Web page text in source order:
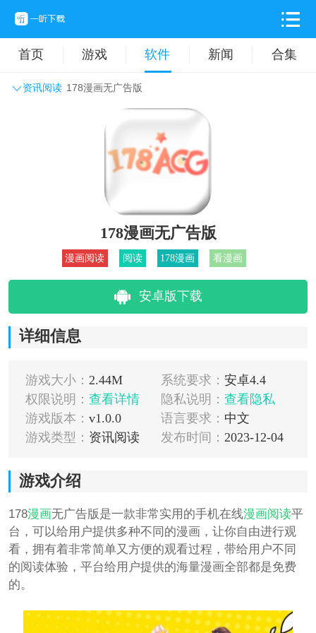
首页 游戏 软件 新闻 合集
资讯阅读 178漫画无广告版
旅游出行
拍摄美化 时尚购物
178漫画无广告版
漫画阅读 阅读 178漫画 看漫画
安卓版下载
详细信息
游戏大小： 2.44M 系统要求： 安卓4.4
权限说明： 查看详情 隐私说明： 查看隐私
游戏版本： v1.0.0 语言要求： 中文
游戏类型： 资讯阅读 发布时间： 2023-12-04
游戏介绍
178漫画无广告版是一款非常实用的手机在线漫画阅读平
台，可以给用户提供多种不同的漫画，让你自由进行观
看，拥有着非常简单又方便的观看过程，带给用户不同
的阅读体验，平台给用户提供的海量漫画全部都是免费
的。